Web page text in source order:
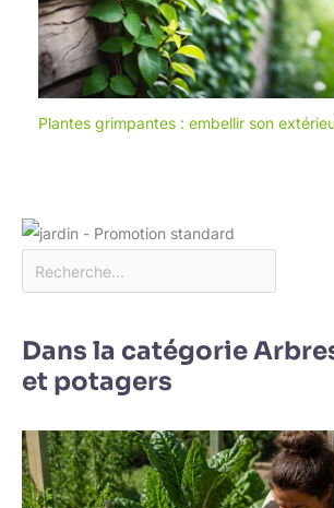
Plantes grimpantes : embellir son
Dans la catégorie
et potagers